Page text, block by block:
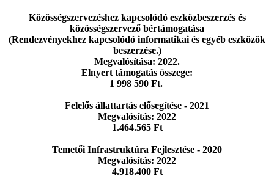
Közösségszervezéshez kapcsolódó eszközbeszerzés és
közösségszervező bértámogatása
(Rendezvényekhez kapcsolódó informatikai és egyéb eszközök
beszerzése.)
Megvalósítása: 2022.
Elnyert támogatás összege:
1 998 590 Ft.
Felelős állattartás elősegítése - 2021
Megvalósítás: 2022
1.464.565 Ft
Temetői Infrastruktúra Fejlesztése - 2020
Megvalósítás: 2022
4.918.400 Ft